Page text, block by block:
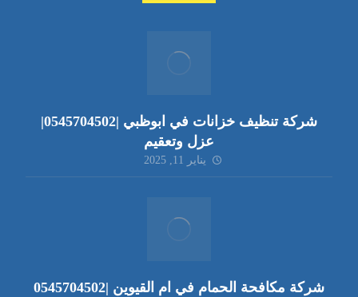
شركة تنظيف خزانات في ابوظبي |0545704502|
عزل وتعقيم
يناير 11, 2025
شركة مكافحة الحمام في ام القيوين |0545704502